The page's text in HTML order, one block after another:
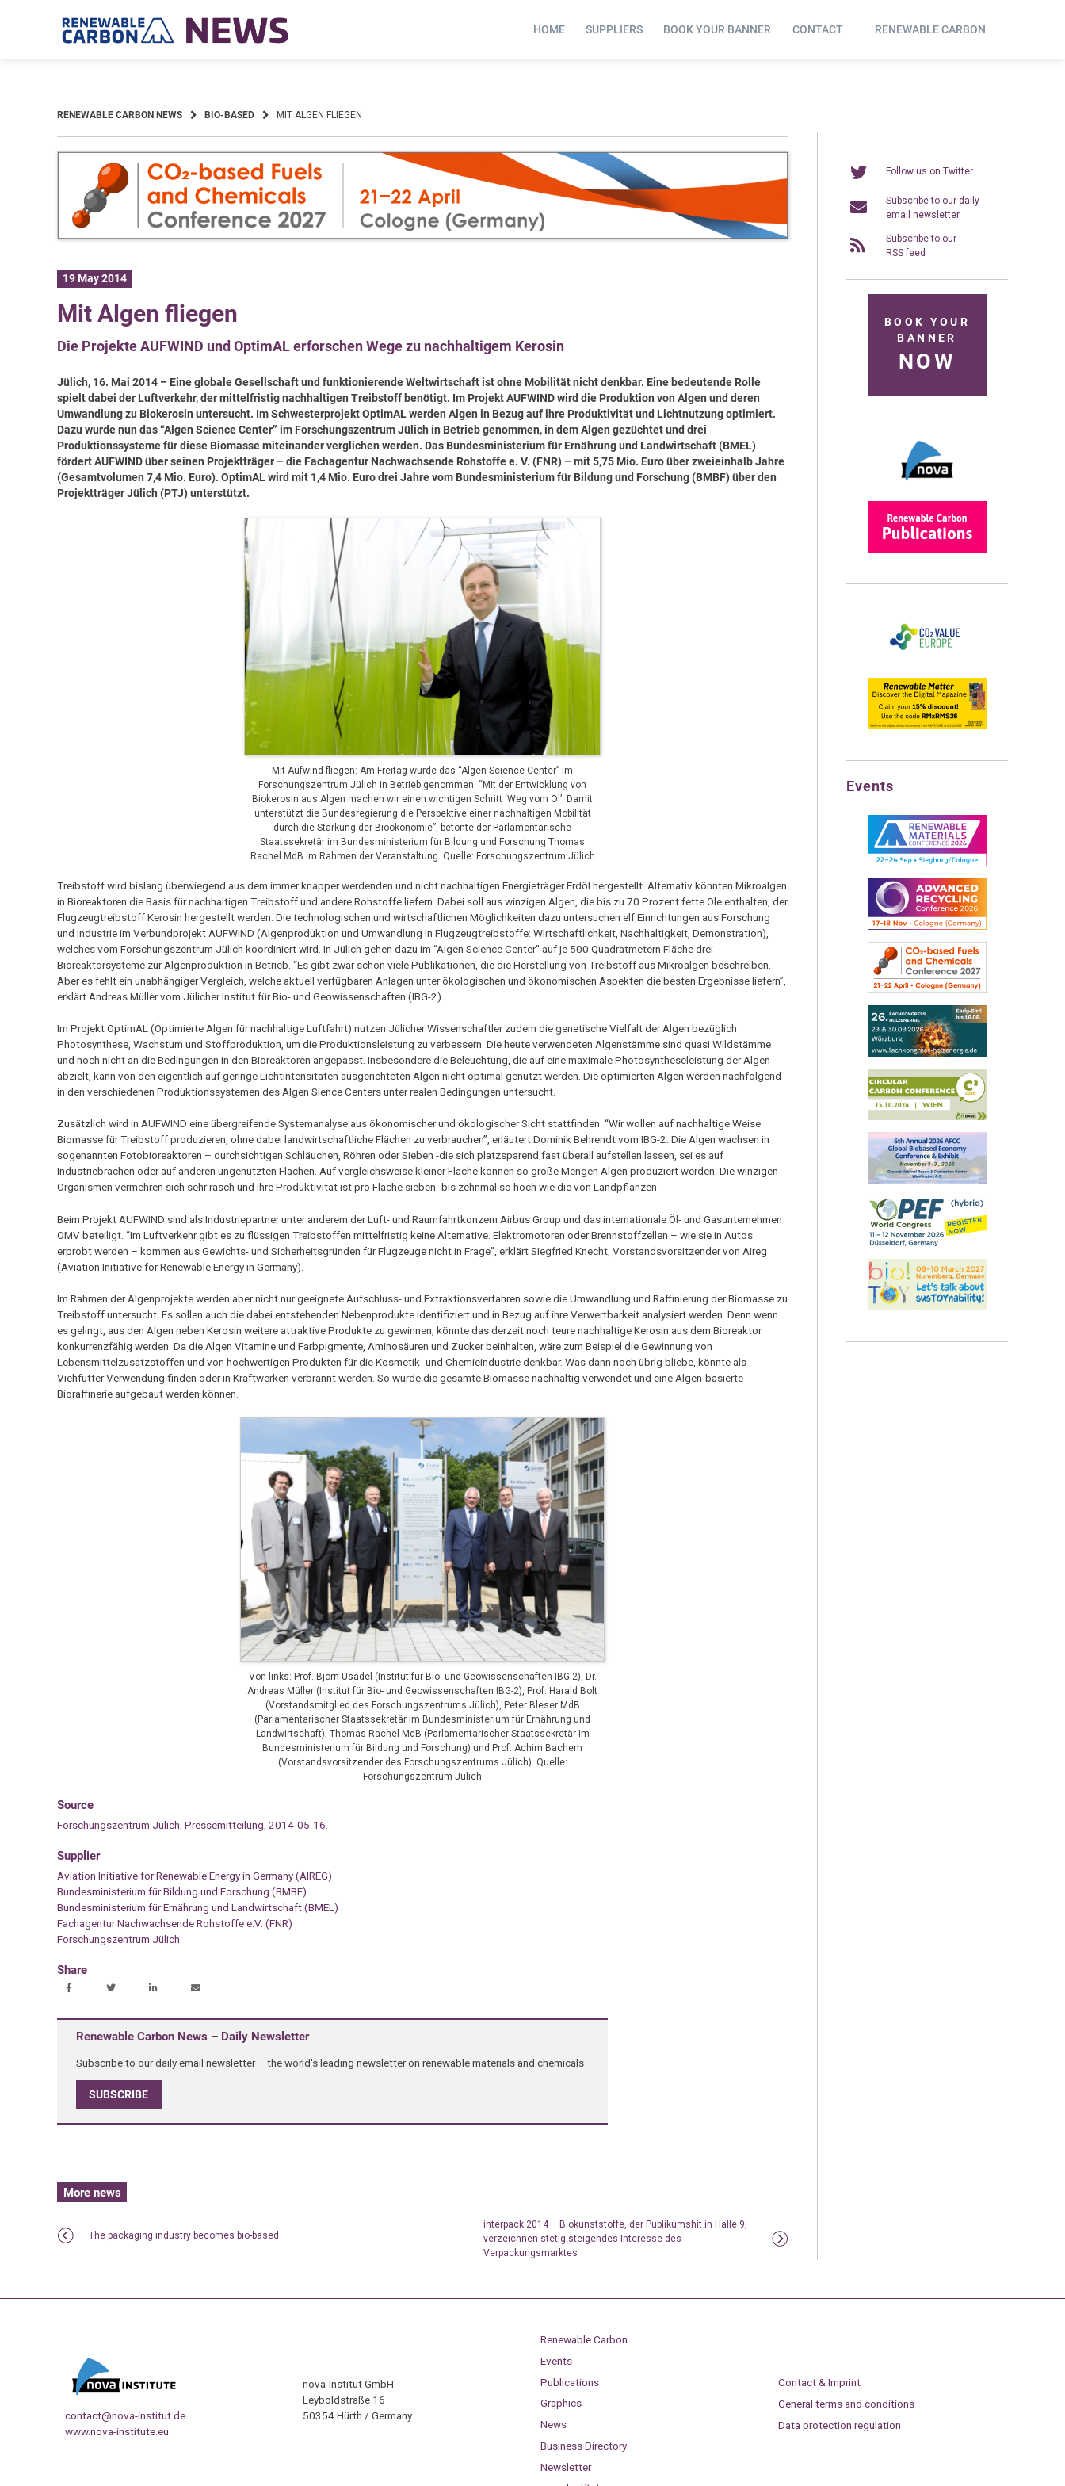
HOME SUPPLIERS BOOK YOUR BANNER CONTACT RENEWABLE CARBON
RENEWABLE CARBON NEWS BIO-BASED MIT ALGEN FLIEGEN
19 May 2014
Mit Algen fliegen
Die Projekte AUFWIND und OptimAL erforschen Wege zu nachhaltigem Kerosin
Jülich, 16. Mai 2014 – Eine globale Gesellschaft und funktionierende Weltwirtschaft ist ohne Mobilität nicht denkbar. Eine bedeutende Rolle
spielt dabei der Luftverkehr, der mittelfristig nachhaltigen Treibstoff benötigt. Im Projekt AUFWIND wird die Produktion von Algen und deren
Umwandlung zu Biokerosin untersucht. Im Schwesterprojekt OptimAL werden Algen in Bezug auf ihre Produktivität und Lichtnutzung optimiert.
Dazu wurde nun das “Algen Science Center” im Forschungszentrum Jülich in Betrieb genommen, in dem Algen gezüchtet und drei
Produktionssysteme für diese Biomasse miteinander verglichen werden. Das Bundesministerium für Ernährung und Landwirtschaft (BMEL)
fördert AUFWIND über seinen Projektträger – die Fachagentur Nachwachsende Rohstoffe e. V. (FNR) – mit 5,75 Mio. Euro über zweieinhalb Jahre
(Gesamtvolumen 7,4 Mio. Euro). OptimAL wird mit 1,4 Mio. Euro drei Jahre vom Bundesministerium für Bildung und Forschung (BMBF) über den
Projektträger Jülich (PTJ) unterstützt.
Mit Aufwind fliegen: Am Freitag wurde das “Algen Science Center” im
Forschungszentrum Jülich in Betrieb genommen. “Mit der Entwicklung von
Biokerosin aus Algen machen wir einen wichtigen Schritt ‘Weg vom Öl’. Damit
unterstützt die Bundesregierung die Perspektive einer nachhaltigen Mobilität
durch die Stärkung der Bioökonomie”, betonte der Parlamentarische
Staatssekretär im Bundesministerium für Bildung und Forschung Thomas
Rachel MdB im Rahmen der Veranstaltung. Quelle: Forschungszentrum Jülich
Treibstoff wird bislang überwiegend aus dem immer knapper werdenden und nicht nachhaltigen Energieträger Erdöl hergestellt. Alternativ könnten Mikroalgen
in Bioreaktoren die Basis für nachhaltigen Treibstoff und andere Rohstoffe liefern. Dabei soll aus winzigen Algen, die bis zu 70 Prozent fette Öle enthalten, der
Flugzeugtreibstoff Kerosin hergestellt werden. Die technologischen und wirtschaftlichen Möglichkeiten dazu untersuchen elf Einrichtungen aus Forschung
und Industrie im Verbundprojekt AUFWIND (Algenproduktion und Umwandlung in Flugzeugtreibstoffe: WIrtschaftlichkeit, Nachhaltigkeit, Demonstration),
welches vom Forschungszentrum Jülich koordiniert wird. In Jülich gehen dazu im “Algen Science Center” auf je 500 Quadratmetern Fläche drei
Bioreaktorsysteme zur Algenproduktion in Betrieb. “Es gibt zwar schon viele Publikationen, die die Herstellung von Treibstoff aus Mikroalgen beschreiben.
Aber es fehlt ein unabhängiger Vergleich, welche aktuell verfügbaren Anlagen unter ökologischen und ökonomischen Aspekten die besten Ergebnisse liefern”,
erklärt Andreas Müller vom Jülicher Institut für Bio- und Geowissenschaften (IBG-2).
Im Projekt OptimAL (Optimierte Algen für nachhaltige Luftfahrt) nutzen Jülicher Wissenschaftler zudem die genetische Vielfalt der Algen bezüglich
Photosynthese, Wachstum und Stoffproduktion, um die Produktionsleistung zu verbessern. Die heute verwendeten Algenstämme sind quasi Wildstämme
und noch nicht an die Bedingungen in den Bioreaktoren angepasst. Insbesondere die Beleuchtung, die auf eine maximale Photosyntheseleistung der Algen
abzielt, kann von den eigentlich auf geringe Lichtintensitäten ausgerichteten Algen nicht optimal genutzt werden. Die optimierten Algen werden nachfolgend
in den verschiedenen Produktionssystemen des Algen Sience Centers unter realen Bedingungen untersucht.
Zusätzlich wird in AUFWIND eine übergreifende Systemanalyse aus ökonomischer und ökologischer Sicht stattfinden. “Wir wollen auf nachhaltige Weise
Biomasse für Treibstoff produzieren, ohne dabei landwirtschaftliche Flächen zu verbrauchen”, erläutert Dominik Behrendt vom IBG-2. Die Algen wachsen in
sogenannten Fotobioreaktoren – durchsichtigen Schläuchen, Röhren oder Sieben -die sich platzsparend fast überall aufstellen lassen, sei es auf
Industriebrachen oder auf anderen ungenutzten Flächen. Auf vergleichsweise kleiner Fläche können so große Mengen Algen produziert werden. Die winzigen
Organismen vermehren sich sehr rasch und ihre Produktivität ist pro Fläche sieben- bis zehnmal so hoch wie die von Landpflanzen.
Beim Projekt AUFWIND sind als Industriepartner unter anderem der Luft- und Raumfahrtkonzern Airbus Group und das internationale Öl- und Gasunternehmen
OMV beteiligt. “Im Luftverkehr gibt es zu flüssigen Treibstoffen mittelfristig keine Alternative. Elektromotoren oder Brennstoffzellen – wie sie in Autos
erprobt werden – kommen aus Gewichts- und Sicherheitsgründen für Flugzeuge nicht in Frage”, erklärt Siegfried Knecht, Vorstandsvorsitzender von Aireg
(Aviation Initiative for Renewable Energy in Germany).
Im Rahmen der Algenprojekte werden aber nicht nur geeignete Aufschluss- und Extraktionsverfahren sowie die Umwandlung und Raffinierung der Biomasse zu
Treibstoff untersucht. Es sollen auch die dabei entstehenden Nebenprodukte identifiziert und in Bezug auf ihre Verwertbarkeit analysiert werden. Denn wenn
es gelingt, aus den Algen neben Kerosin weitere attraktive Produkte zu gewinnen, könnte das derzeit noch teure nachhaltige Kerosin aus dem Bioreaktor
konkurrenzfähig werden. Da die Algen Vitamine und Farbpigmente, Aminosäuren und Zucker beinhalten, wäre zum Beispiel die Gewinnung von
Lebensmittelzusatzstoffen und von hochwertigen Produkten für die Kosmetik- und Chemieindustrie denkbar. Was dann noch übrig bliebe, könnte als
Viehfutter Verwendung finden oder in Kraftwerken verbrannt werden. So würde die gesamte Biomasse nachhaltig verwendet und eine Algen-basierte
Bioraffinerie aufgebaut werden können.
Von links: Prof. Björn Usadel (Institut für Bio- und Geowissenschaften IBG-2), Dr.
Andreas Müller (Institut für Bio- und Geowissenschaften IBG-2), Prof. Harald Bolt
(Vorstandsmitglied des Forschungszentrums Jülich), Peter Bleser MdB
(Parlamentarischer Staatssekretär im Bundesministerium für Ernährung und
Landwirtschaft), Thomas Rachel MdB (Parlamentarischer Staatssekretär im
Bundesministerium für Bildung und Forschung) und Prof. Achim Bachem
(Vorstandsvorsitzender des Forschungszentrums Jülich). Quelle:
Forschungszentrum Jülich
Source
Forschungszentrum Jülich, Pressemitteilung, 2014-05-16.
Supplier
Aviation Initiative for Renewable Energy in Germany (AIREG)
Bundesministerium für Bildung und Forschung (BMBF)
Bundesministerium für Ernährung und Landwirtschaft (BMEL)
Fachagentur Nachwachsende Rohstoffe e.V. (FNR)
Forschungszentrum Jülich
Share
Renewable Carbon News – Daily Newsletter
Subscribe to our daily email newsletter – the world's leading newsletter on renewable materials and chemicals
SUBSCRIBE
More news
The packaging industry becomes bio-based
interpack 2014 – Biokunststoffe, der Publikumshit in Halle 9,
verzeichnen stetig steigendes Interesse des
Verpackungsmarktes
Follow us on Twitter
Subscribe to our daily
email newsletter
Subscribe to our
RSS feed
BOOK YOUR
BANNER
NOW
Events
contact@nova-institut.de
www.nova-institute.eu
nova-Institut GmbH
Leyboldstraße 16
50354 Hürth / Germany
Renewable Carbon
Events
Publications
Graphics
News
Business Directory
Newsletter
Contact & Imprint
General terms and conditions
Data protection regulation